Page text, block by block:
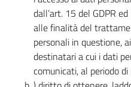
dall’art. 15 del GDPR
alle finalità del
personali in questione,
destinatari a cui i dati
comunicati, al periodo